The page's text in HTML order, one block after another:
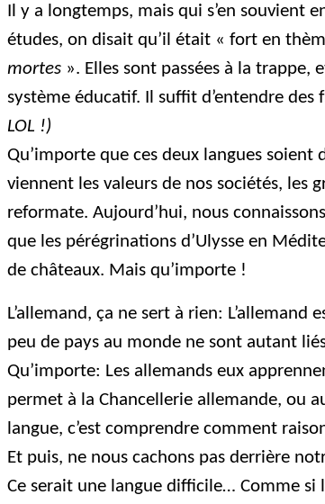
Il y a longtemps, mais qui s’en souvient
études, on disait qu’il était « fort en
mortes ». Elles sont passées à la trappe,
système éducatif. Il suffit d’entendre
LOL !)
Qu’importe que ces deux langues soient
viennent les valeurs de nos sociétés, les
reformate. Aujourd’hui, nous
que les pérégrinations d’Ulysse en
de châteaux. Mais qu’importe !
L’allemand, ça ne sert à rien:
peu de pays au monde ne sont autant
Qu’importe: Les allemands eux
permet à la Chancellerie allemande, ou
langue, c’est comprendre comment
Et puis, ne nous cachons pas derrière
Ce serait une langue difficile… Comme si